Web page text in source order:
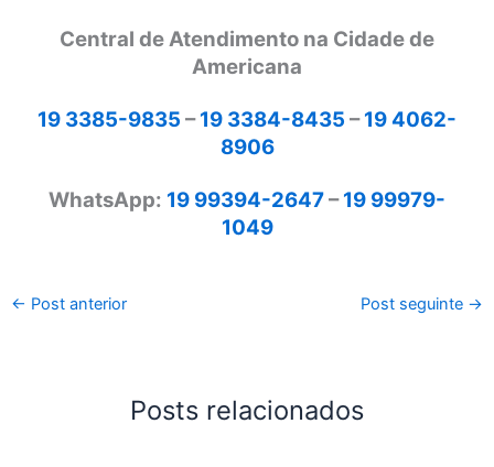
Central de Atendimento na Cidade de
Americana
19 3385-9835 –19 3384-8435 –19 4062-
8906
WhatsApp: 19 99394-2647–19 99979-
1049
← Post anterior Post seguinte →
Posts relacionados